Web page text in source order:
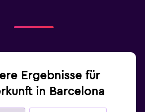
Ergebnisse für
in Barcelona